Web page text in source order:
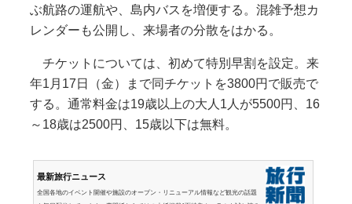
ぶ航路の運航や、島内バスを増便する。混雑予想カ
レンダーも公開し、来場者の分散をはかる。
チケットについては、初めて特別早割を設定。来
年1月17日（金）まで同チケットを3800円で販売で
する。通常料金は19歳以上の大人1人が5500円、16
～18歳は2500円、15歳以下は無料。
最新旅行ニュース
全国各地のイベント開催や施設のオープン・リニューアル情報など観光の話題